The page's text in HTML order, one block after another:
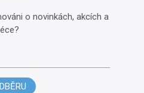
o novinkách, akcích a